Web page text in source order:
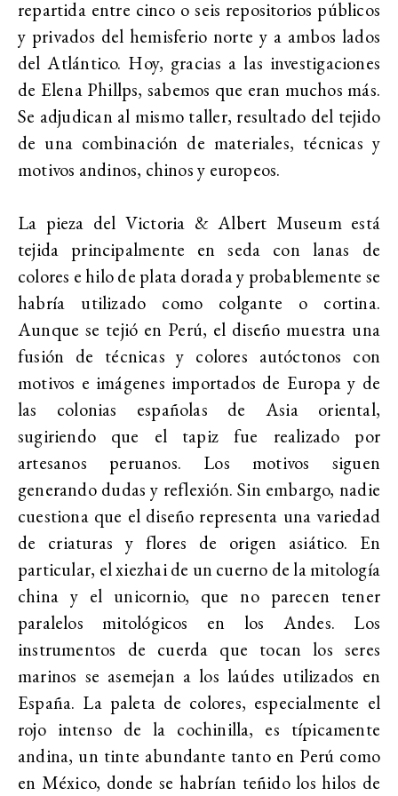
repartida entre cinco o seis repositorios públicos
y privados del hemisferio norte y a ambos lados
del Atlántico. Hoy, gracias a las investigaciones
de Elena Phillps, sabemos que eran muchos más.
Se adjudican al mismo taller, resultado del tejido
de una combinación de materiales, técnicas y
motivos andinos, chinos y europeos.
La pieza del Victoria & Albert Museum está
tejida principalmente en seda con lanas de
colores e hilo de plata dorada y probablemente se
habría utilizado como colgante o cortina.
Aunque se tejió en Perú, el diseño muestra una
fusión de técnicas y colores autóctonos con
motivos e imágenes importados de Europa y de
las colonias españolas de Asia oriental,
sugiriendo que el tapiz fue realizado por
artesanos peruanos. Los motivos siguen
generando dudas y reflexión. Sin embargo, nadie
cuestiona que el diseño representa una variedad
de criaturas y flores de origen asiático. En
particular, el xiezhai de un cuerno de la mitología
china y el unicornio, que no parecen tener
paralelos mitológicos en los Andes. Los
instrumentos de cuerda que tocan los seres
marinos se asemejan a los laúdes utilizados en
España. La paleta de colores, especialmente el
rojo intenso de la cochinilla, es típicamente
andina, un tinte abundante tanto en Perú como
en México, donde se habrían teñido los hilos de